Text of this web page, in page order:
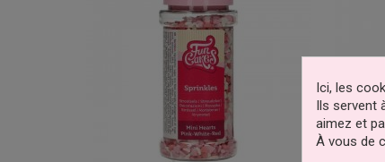
Ici, les
Ils servent
aimez et
À vous de